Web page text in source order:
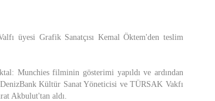
üyesi Grafik Sanatçısı Kemal Öktem'den teslim
Munchies filminin gösterimi yapıldı ve ardından
Kültür Sanat Yöneticisi ve TÜRSAK Vakfı
Akbulut'tan aldı.